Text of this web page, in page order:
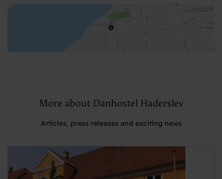
More about Danhostel Haderslev
Articles, press releases and exciting news